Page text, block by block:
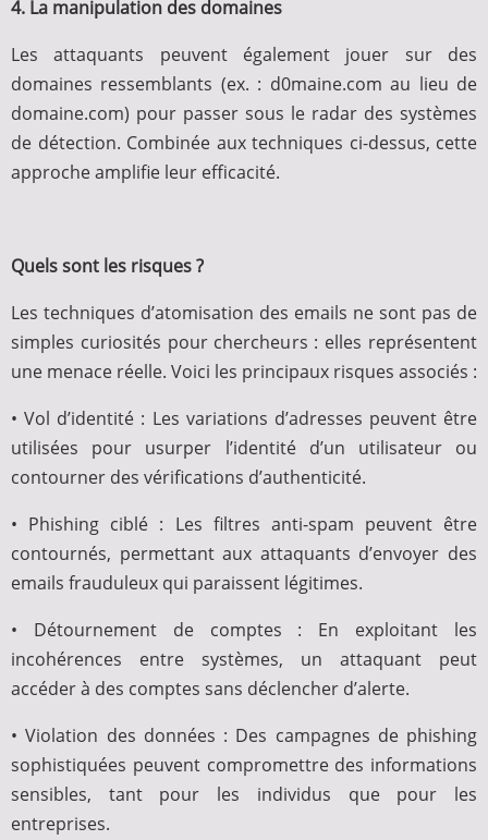
4. La manipulation des domaines
Les attaquants peuvent également jouer sur des
domaines ressemblants (ex. : d0maine.com au lieu de
domaine.com) pour passer sous le radar des systèmes
de détection. Combinée aux techniques ci-dessus, cette
approche amplifie leur efficacité.
Quels sont les risques ?
Les techniques d’atomisation des emails ne sont pas de
simples curiosités pour chercheurs : elles représentent
une menace réelle. Voici les principaux risques associés :
• Vol d’identité : Les variations d’adresses peuvent être
utilisées pour usurper l’identité d’un utilisateur ou
contourner des vérifications d’authenticité.
• Phishing ciblé : Les filtres anti-spam peuvent être
contournés, permettant aux attaquants d’envoyer des
emails frauduleux qui paraissent légitimes.
• Détournement de comptes : En exploitant les
incohérences entre systèmes, un attaquant peut
accéder à des comptes sans déclencher d’alerte.
• Violation des données : Des campagnes de phishing
sophistiquées peuvent compromettre des informations
sensibles, tant pour les individus que pour les
entreprises.